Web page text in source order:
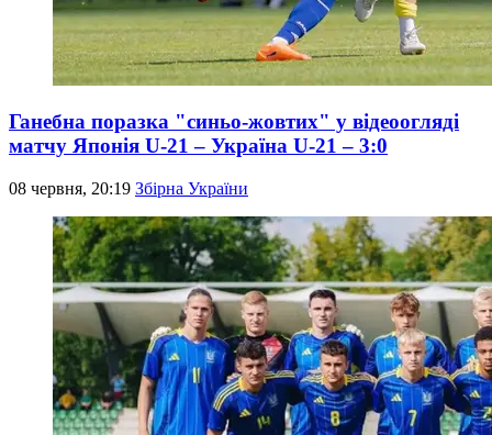
Ганебна поразка "синьо-жовтих" у відеоогляді
матчу Японія U-21 – Україна U-21 – 3:0
08 червня, 20:19 Збірна України